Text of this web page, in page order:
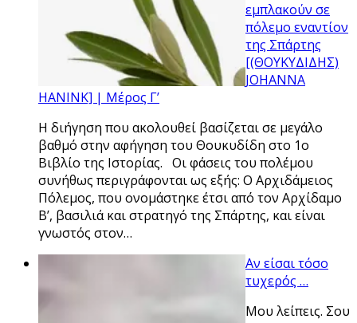
εμπλακούν σε
πόλεμο εναντίον
της Σπάρτης
[(ΘΟΥΚΥΔΙΔΗΣ)
JOHANNA
HANINK] | Μέρος Γ’
Η διήγηση που ακολουθεί βασίζεται σε μεγάλο
βαθμό στην αφήγηση του Θουκυδίδη στο 1ο
Βιβλίο της Ιστορίας. Οι φάσεις του πολέμου
συνήθως περιγράφονται ως εξής: Ο Αρχιδάμειος
Πόλεμος, που ονομάστηκε έτσι από τον Αρχίδαμο
Β’, βασιλιά και στρατηγό της Σπάρτης, και είναι
γνωστός στον…
Αν είσαι τόσο
τυχερός …
Μου λείπεις. Σου